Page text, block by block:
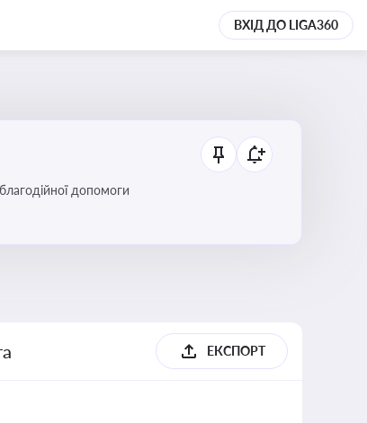
ВХІД ДО LIGA360
допомоги
ЕКСПОРТ